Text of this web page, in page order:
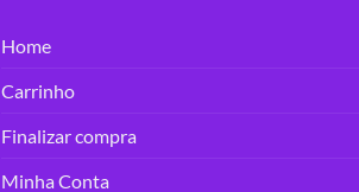
Home
Carrinho
Finalizar compra
Minha Conta